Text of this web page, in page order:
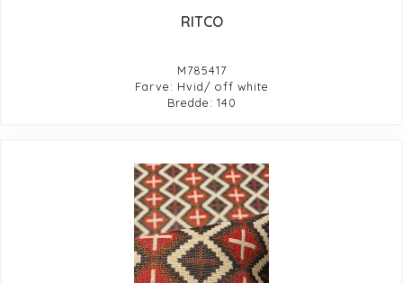
RITCO
M785417
Farve: Hvid/ off white
Bredde: 140